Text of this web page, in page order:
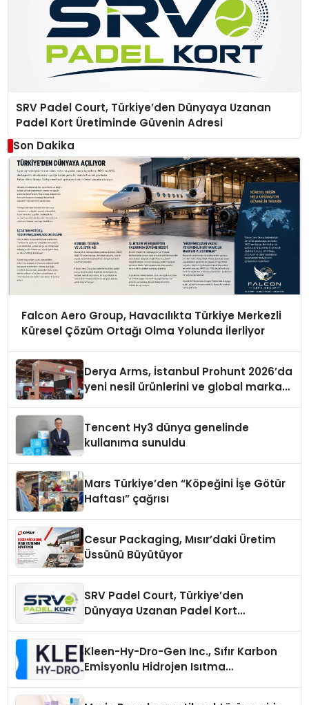
SRV Padel Court, Türkiye’den Dünyaya Uzanan
Padel Kort Üretiminde Güvenin Adresi
Son Dakika
Falcon Aero Group, Havacılıkta Türkiye Merkezli
Küresel Çözüm Ortağı Olma Yolunda İlerliyor
Derya Arms, İstanbul Prohunt 2026’da
yeni nesil ürünlerini ve global marka
Tencent Hy3 dünya genelinde
kullanıma sunuldu
Mars Türkiye’den “Köpeğini İşe Götür
Haftası” çağrısı
Cesur Packaging, Mısır’daki Üretim
Üssünü Büyütüyor
SRV Padel Court, Türkiye’den
Dünyaya Uzanan Padel Kort
Kleen-Hy-Dro-Gen Inc., Sıfır Karbon
Emisyonlu Hidrojen Isıtma